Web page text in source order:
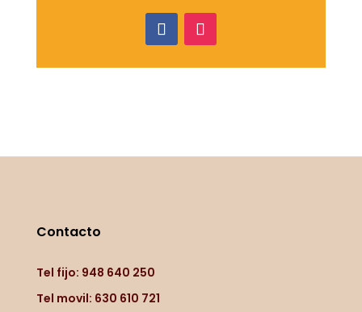
Contacto
Tel fijo: 948 640 250
Tel movil: 630 610 721